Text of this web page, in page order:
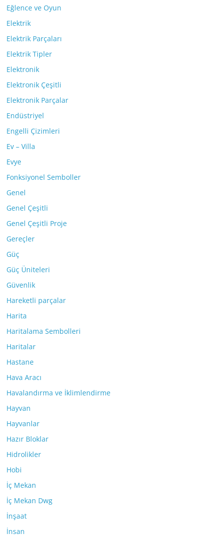
Eğlence ve Oyun
Elektrik
Elektrik Parçaları
Elektrik Tipler
Elektronik
Elektronik Çeşitli
Elektronik Parçalar
Endüstriyel
Engelli Çizimleri
Ev – Villa
Evye
Fonksiyonel Semboller
Genel
Genel Çeşitli
Genel Çeşitli Proje
Gereçler
Güç
Güç Üniteleri
Güvenlik
Hareketli parçalar
Harita
Haritalama Sembolleri
Haritalar
Hastane
Hava Aracı
Havalandırma ve İklimlendirme
Hayvan
Hayvanlar
Hazır Bloklar
Hidrolikler
Hobi
İç Mekan
İç Mekan Dwg
İnşaat
İnsan